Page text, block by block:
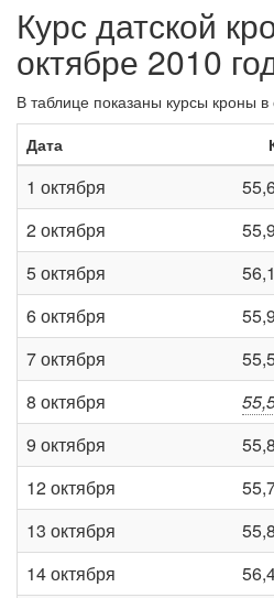
Курс датской
октябре 2010
В таблице показаны курсы кроны
Дата
1 октября
2 октября
5 октября
6 октября
7 октября
8 октября
9 октября
12 октября
13 октября
14 октября